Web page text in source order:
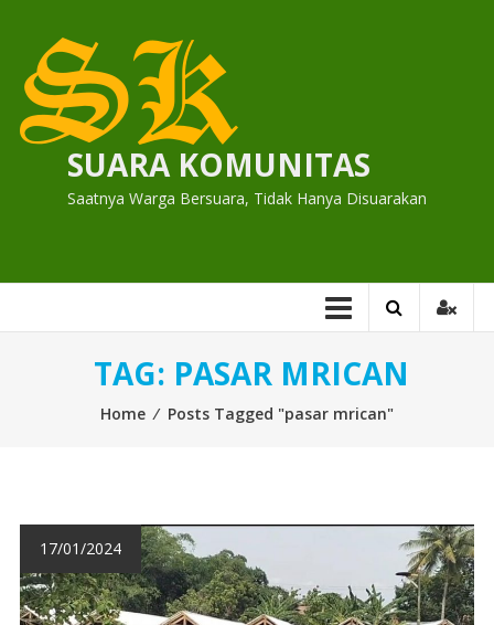
content
SUARA KOMUNITAS
Saatnya Warga Bersuara, Tidak Hanya Disuarakan
TAG: PASAR MRICAN
Home ⁄ Posts Tagged "pasar mrican"
17/01/2024